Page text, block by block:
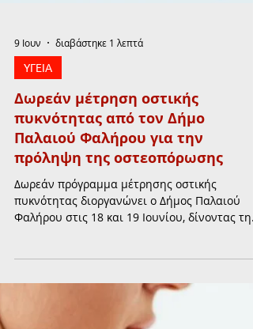
9 Ιουν διαβάστηκε 1 λεπτά
ΥΓΕΙΑ
Δωρεάν μέτρηση οστικής
πυκνότητας από τον Δήμο
πρόληψη της οστεοπόρωσης
Δωρεάν πρόγραμμα μέτρησης οστικής
πυκνότητας διοργανώνει ο Δήμος Παλαιού
Φαλήρου στις 18 και 19 Ιουνίου, δίνοντας τη